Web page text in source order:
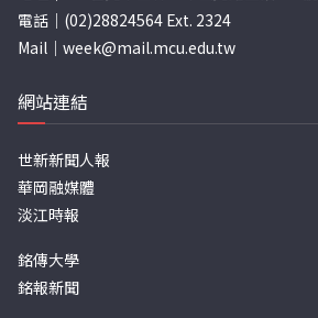
電話｜(02)28824564 Ext. 2324
Mail｜ week@mail.mcu.edu.tw
網站連結
世新新聞人報
華岡融媒體
淡江時報
銘傳大學
銘報新聞